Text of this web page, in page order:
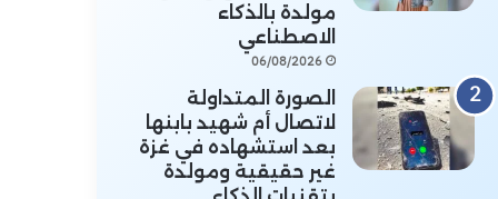
مولدة بالذكاء
الاصطناعي
06/08/2026
الصورة المتداولة
لاتصال أم شهيد بابنها
بعد استشهاده في غزة
غير حقيقية ومولدة